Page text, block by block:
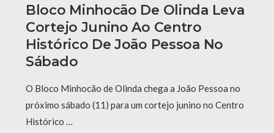
Bloco Minhocão De Olinda Leva
Cortejo Junino Ao Centro
Histórico De João Pessoa No
Sábado
O Bloco Minhocão de Olinda chega a João Pessoa no
próximo sábado (11) para um cortejo junino no Centro
Histórico …